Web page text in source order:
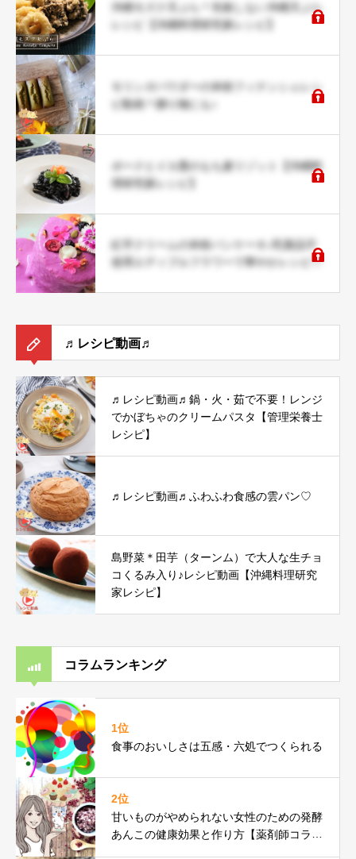
沖縄モズク天ぷら＊失敗しない沖縄天ぷら
レシピ【沖縄料理研究家レシピ】
モリンガパウダーの米粉フィナンシェレシ
ピ動画＊贈り物にも♪
ポークとイカ墨のもち麦リゾット【沖縄料
理研究家レシピ】
紅芋クリームの米粉パンケーキ♪乳製品不
使用エディブルフラワーで華やかレシピ♡
♬レシピ動画♬
♬レシピ動画♬鍋・火・茹で不要！レンジ
でかぼちゃのクリームパスタ【管理栄養士
レシピ】
♬レシピ動画♬ふわふわ食感の雲パン♡
島野菜＊田芋（ターンム）で大人な生チョ
コくるみ入り♪レシピ動画【沖縄料理研究
家レシピ】
コラムランキング
1位
食事のおいしさは五感・六処でつくられる
2位
甘いものがやめられない女性のための発酵
あんこの健康効果と作り方【薬剤師コラ